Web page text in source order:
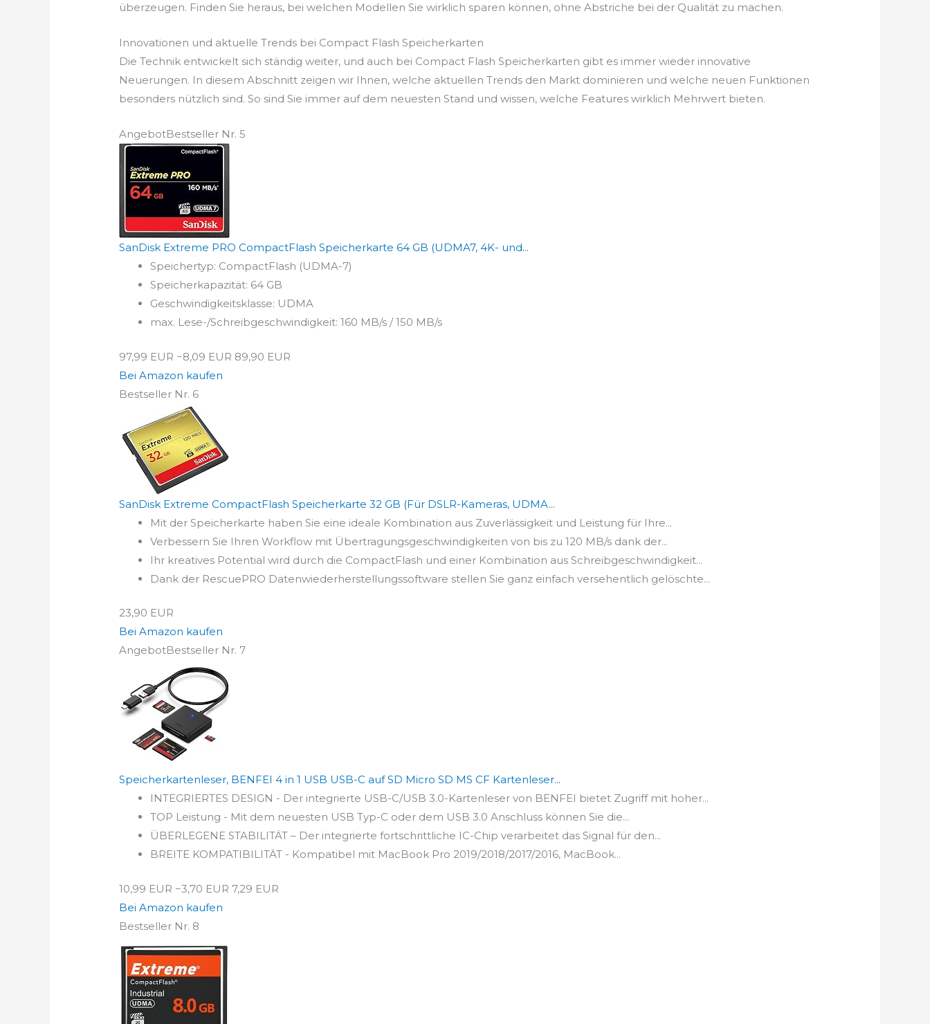
überzeugen. Finden Sie heraus, bei welchen Modellen Sie wirklich sparen können, ohne Abstriche bei der Qualität zu machen.
Innovationen und aktuelle Trends bei Compact Flash Speicherkarten
Die Technik entwickelt sich ständig weiter, und auch bei Compact Flash Speicherkarten gibt es immer wieder innovative
Neuerungen. In diesem Abschnitt zeigen wir Ihnen, welche aktuellen Trends den Markt dominieren und welche neuen Funktionen
besonders nützlich sind. So sind Sie immer auf dem neuesten Stand und wissen, welche Features wirklich Mehrwert bieten.
AngebotBestseller Nr. 5
SanDisk Extreme PRO CompactFlash Speicherkarte 64 GB (UDMA7, 4K- und...
Speichertyp: CompactFlash (UDMA-7)
Speicherkapazität: 64 GB
Geschwindigkeitsklasse: UDMA
max. Lese-/Schreibgeschwindigkeit: 160 MB/s / 150 MB/s
97,99 EUR −8,09 EUR 89,90 EUR
Bei Amazon kaufen
Bestseller Nr. 6
SanDisk Extreme CompactFlash Speicherkarte 32 GB (Für DSLR-Kameras, UDMA...
Mit der Speicherkarte haben Sie eine ideale Kombination aus Zuverlässigkeit und Leistung für Ihre...
Verbessern Sie Ihren Workflow mit Übertragungsgeschwindigkeiten von bis zu 120 MB/s dank der...
Ihr kreatives Potential wird durch die CompactFlash und einer Kombination aus Schreibgeschwindigkeit...
Dank der RescuePRO Datenwiederherstellungssoftware stellen Sie ganz einfach versehentlich gelöschte...
23,90 EUR
Bei Amazon kaufen
AngebotBestseller Nr. 7
Speicherkartenleser, BENFEI 4 in 1 USB USB-C auf SD Micro SD MS CF Kartenleser...
INTEGRIERTES DESIGN - Der integrierte USB-C/USB 3.0-Kartenleser von BENFEI bietet Zugriff mit hoher...
TOP Leistung - Mit dem neuesten USB Typ-C oder dem USB 3.0 Anschluss können Sie die...
ÜBERLEGENE STABILITÄT – Der integrierte fortschrittliche IC-Chip verarbeitet das Signal für den...
BREITE KOMPATIBILITÄT - Kompatibel mit MacBook Pro 2019/2018/2017/2016, MacBook...
10,99 EUR −3,70 EUR 7,29 EUR
Bei Amazon kaufen
Bestseller Nr. 8